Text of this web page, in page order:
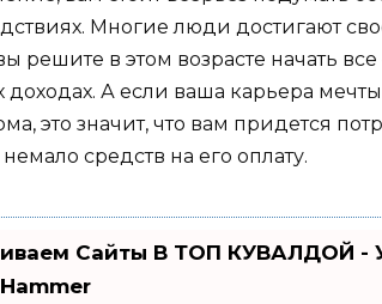
Многие люди достигают
решите в этом возрасте начать
доходах. А если ваша карьера
это значит, что вам придется
средств на его оплату.
Сайты В ТОП КУВАЛДОЙ -